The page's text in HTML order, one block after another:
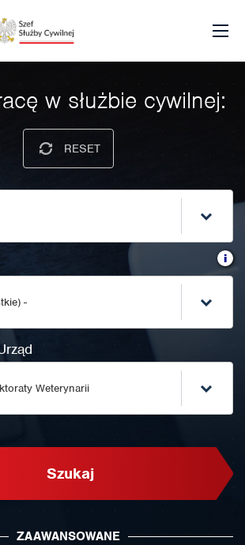
w służbie cywilnej:
RESET
-
i
Weterynarii
Szukaj
ZAAWANSOWANE